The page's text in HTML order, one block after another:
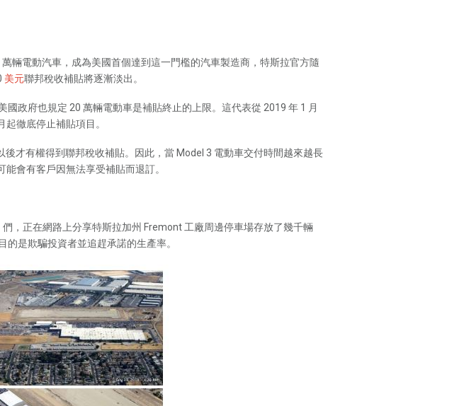
輛電動汽車，成為美國首個達到這一門檻的汽車製造商，特斯拉官方隨
美元聯邦稅收補貼將逐漸淡出。
國政府也規定 20 萬輛電動車是補貼終止的上限。這代表從 2019 年 1 月
徹底停止補貼項目。
才有權得到聯邦稅收補貼。因此，當 Model 3 電動車交付時間越來越長
會有客戶因無法享受補貼而退訂。
，正在網路上分享特斯拉加州 Fremont 工廠周邊停車場存放了幾千輛
是欺騙投資者並追趕承諾的生產率。